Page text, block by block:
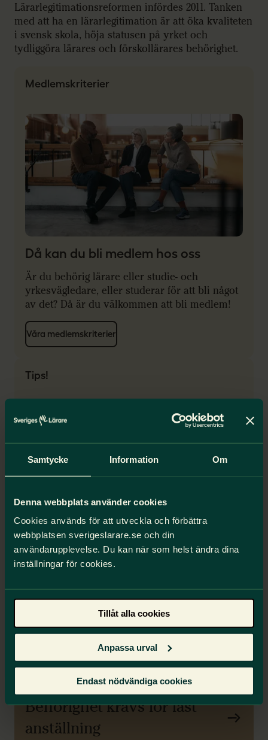
Samtycke Information Om
Denna webbplats använder cookies
Cookies används för att utveckla och förbättra
webbplatsen sverigeslarare.se och din
användarupplevelse. Du kan när som helst ändra dina
inställningar för cookies.
Tillåt alla cookies
Anpassa urval
Endast nödvändiga cookies
Lärarlegitimationsreformen infördes 2011. Tanken
med att ha en lärarlegitimation är att öka kvaliteten
i svensk skola, höja statusen på yrket och
tydliggöra lärares och förskollärares behörighet.
Medlemskriterier
Då kan du bli medlem hos oss
Är du behörig lärare eller studie- och
yrkesvägledare, eller studerar för att bli något
av det? Då är du välkommen att bli medlem!
Våra medlemskriterier
Tips!
Sök legitimation direkt!
Det kan vara köer hos Skolverket för att få ut
fått ditt examensbevis.
Så söker du legitimation
Relaterat innehåll
Behörighet krävs för fast
anställning